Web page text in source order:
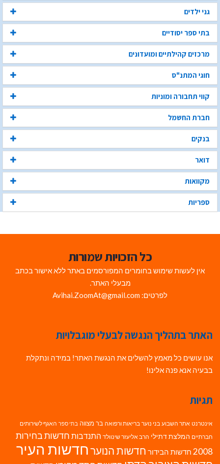
גני ילדים
בתי ספר יסודיים
מרכזים קהילתיים ומועדונים
חוגי המתנ"ס
קווי תחבורה ומוניות
חברת החשמל
בנקים
דואר
מקוואות
ספריות
כל הזכויות שמורות
אין לעשות שימוש בחומרים המפורסמים באתר ללא אישור בכתב
מבעלי האתר.
לפרטים: Avihai.ZoomAt@gmail.com
האתר בתהליך הנגשה לבעלי מוגבלויות
אנו עושים כל מאמץ להשלים את הנגשת האתר! במידה ונתקלת
בבעיה אנא פנה אלינו!
תגיות
אינטרנט אתר השבוע בני נוער בריאות ורפואה בר מצווה בתי ספר האגף לשירותים
חברתיים המלצת דתילי הרב אליעזר שינוולד התנדבות חדשות בחירות
2008 חדשות הבידור חדשות הנוערחדשות העיר